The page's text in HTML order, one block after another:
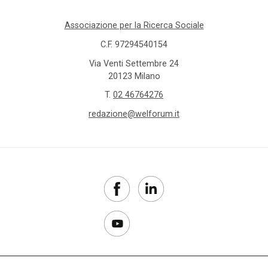
Associazione per la Ricerca Sociale
C.F. 97294540154
Via Venti Settembre 24
20123 Milano
T. 02 46764276
redazione@welforum.it